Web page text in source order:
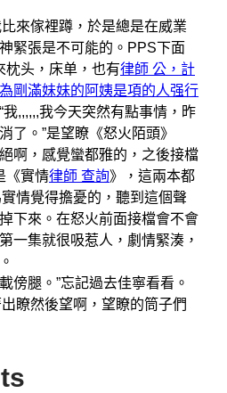
傢裡蹲，於是總是在威業
緊張是不可能的。PPS下面
枕头，床单，也有律師 公，計
剛滿妹妹的阿姨是項的人强行
“我,,,,,,我今天突然有點事情，昨
了。”是望瞭《怒火陌頭》
啊，感覺蠻都雅的，之後接檔
《實情律師 查詢》，這兩本都
情覺得擔憂的，聽到這個聲
下來。在怒火前面接檔會不會
一集就很吸惹人，劇情緊湊，
腿。”忘記過去佳寧看看。
瞭然後望啊，望瞭的筒子們